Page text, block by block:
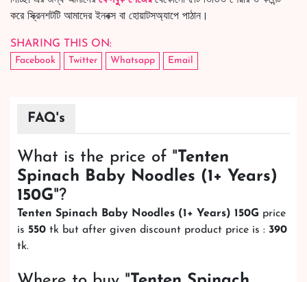
করে স্ক্রিনশটটি আমাদের ইনবক্স বা হোয়াটসঅ্যাপে পাঠান।
SHARING THIS ON:
Facebook Twitter Whatsapp Email
FAQ's
What is the price of "Tenten
Spinach Baby Noodles (1+ Years)
150G"?
Tenten Spinach Baby Noodles (1+ Years) 150G price
is 550 tk but after given discount product price is : 390
tk.